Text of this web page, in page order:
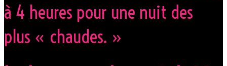
à 4 heures pour une nuit des
plus « chaudes. »